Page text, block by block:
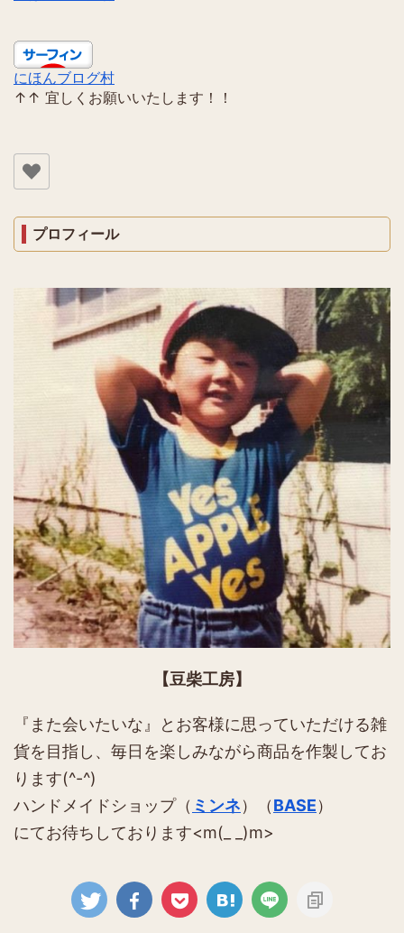
にほんブログ村
↑↑ 宜しくお願いいたします！！
プロフィール
【豆柴工房】
『また会いたいな』とお客様に思っていただける雑
貨を目指し、毎日を楽しみながら商品を作製してお
ります(^-^)
ハンドメイドショップ（ ミンネ）（BASE）
にてお待ちしております<m(_ _)m>